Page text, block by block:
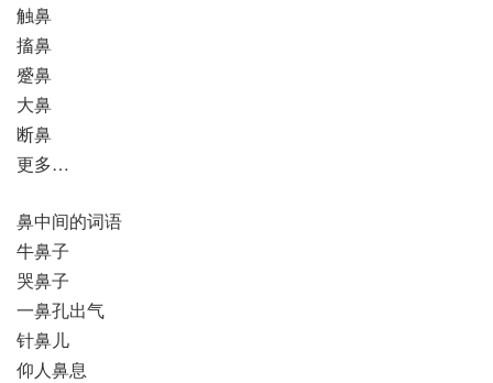
触鼻
搐鼻
蹙鼻
大鼻
断鼻
更多…
鼻中间的词语
牛鼻子
哭鼻子
一鼻孔出气
针鼻儿
仰人鼻息